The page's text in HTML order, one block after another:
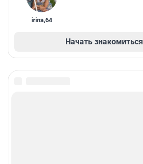
irina,64
Начать знакомиться